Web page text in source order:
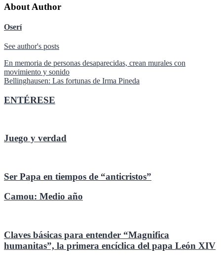
About Author
Oserí
See author's posts
Navegación
de
En memoria de personas desaparecidas, crean murales con
movimiento y sonido
Bellinghausen: Las fortunas de Irma Pineda
ENTÉRESE
Juego y verdad
Ser Papa en tiempos de “anticristos”
Camou: Medio año
Claves básicas para entender “Magnifica
humanitas”, la primera encíclica del papa León XIV